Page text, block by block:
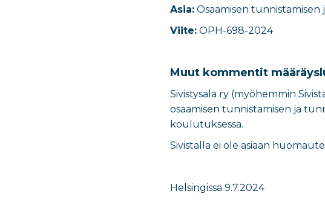
Asia: Osaamisen
Viite: OPH-698-2024
Muut kommentit
Sivistysala ry (myöhemmin
osaamisen tunnistamisen ja
koulutuksessa.
Sivistalla ei ole asiaan
Helsingissä 9.7.2024